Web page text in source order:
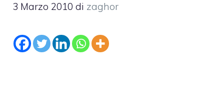
3 Marzo 2010 di zaghor